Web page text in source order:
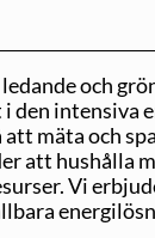
och
den intensiva
mäta och
att hushålla
Vi